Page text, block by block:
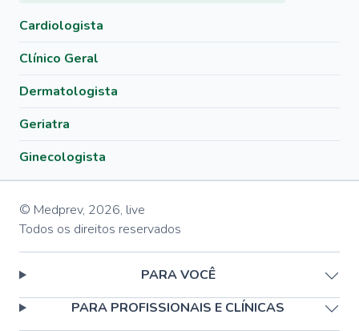
Cardiologista
Clínico Geral
Dermatologista
Geriatra
Ginecologista
© Medprev, 2026, live
Todos os direitos reservados
PARA VOCÊ
PARA PROFISSIONAIS E CLÍNICAS